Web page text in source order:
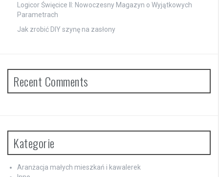
Logicor Święcice II: Nowoczesny Magazyn o Wyjątkowych
Parametrach
Jak zrobić DIY szynę na zasłony
Recent Comments
Kategorie
Aranżacja małych mieszkań i kawalerek